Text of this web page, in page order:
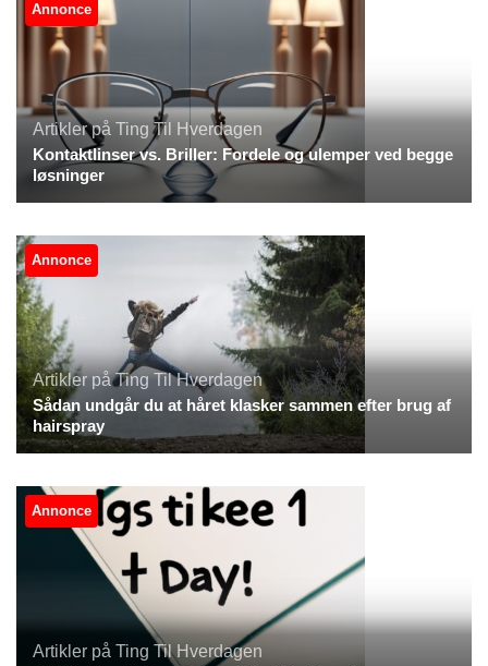
Annonce
Artikler på Ting Til Hverdagen
Kontaktlinser vs. Briller: Fordele og ulemper ved begge
løsninger
Annonce
Artikler på Ting Til Hverdagen
Sådan undgår du at håret klasker sammen efter brug af
hairspray
Annonce
Artikler på Ting Til Hverdagen